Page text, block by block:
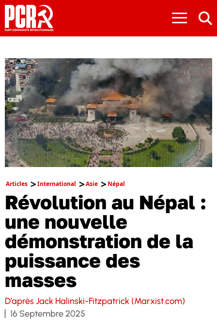
≡
Articles International Asie Népal
Révolution au Népal :
une nouvelle
démonstration de la
puissance des
masses
D’après Jack Halinski-Fitzpatrick (Marxist.com)
16 Septembre 2025